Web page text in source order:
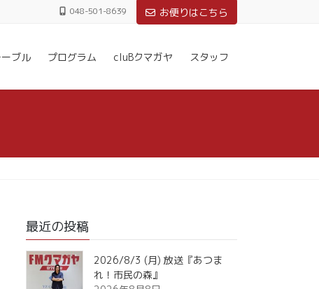
048-501-8639 お便りはこちら
ブル プログラム cluBクマガヤ スタッフ
最近の投稿
2026/8/3 (月) 放送『あつま
れ！市民の森』